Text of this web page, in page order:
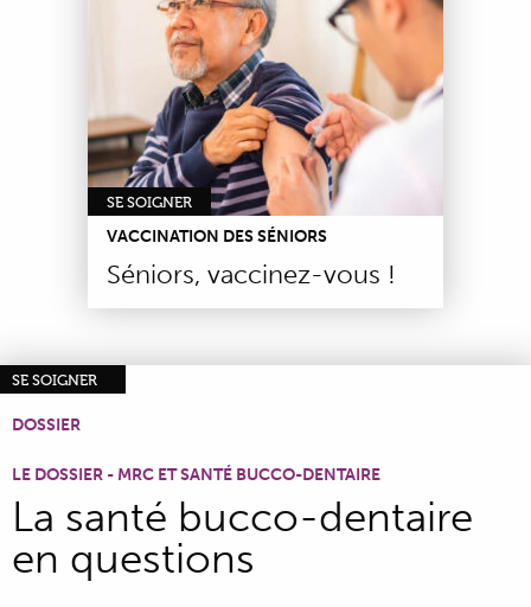
SE SOIGNER
VACCINATION DES SÉNIORS
Séniors, vaccinez-vous !
SE SOIGNER
DOSSIER
LE DOSSIER - MRC ET SANTÉ BUCCO-DENTAIRE
La santé bucco-dentaire
en questions